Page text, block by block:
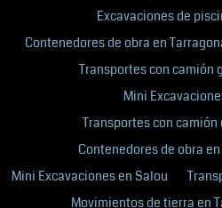
Excavaciones de
Contenedores de obra en
Transportes con camión
Mini
Transportes con
Contenedores de obra
Mini Excavaciones en Salou
Movimientos de tierra en